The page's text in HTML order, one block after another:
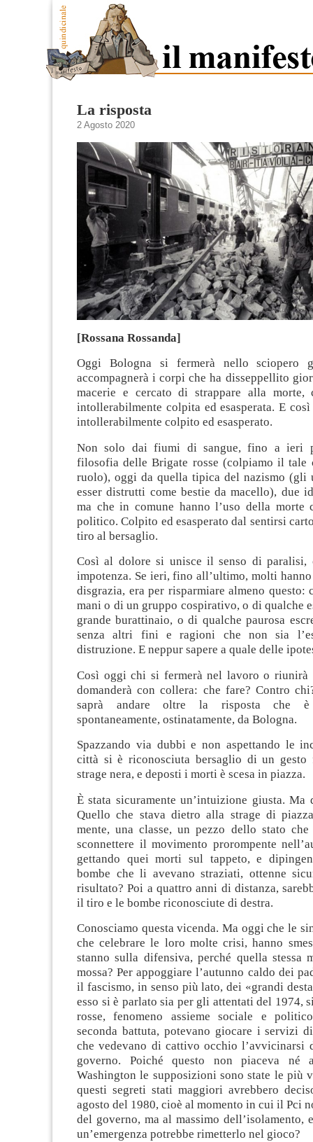
La risposta
2 Agosto 2020
[Rossana Rossanda]
Oggi Bologna si fermerà nello sciopero
accompagnerà i corpi che ha disseppellito
macerie e cercato di strappare alla morte,
intollerabilmente colpita ed esasperata. E
intollerabilmente colpito ed esasperato.
Non solo dai fiumi di sangue, fino a ieri
filosofia delle Brigate rosse (colpiamo il tale
ruolo), oggi da quella tipica del nazismo (gli
esser distrutti come bestie da macello), due
ma che in comune hanno l’uso della morte
politico. Colpito ed esasperato dal sentirsi
tiro al bersaglio.
Così al dolore si unisce il senso di paralisi,
impotenza. Se ieri, fino all’ultimo, molti
disgrazia, era per risparmiare almeno questo:
mani o di un gruppo cospirativo, o di qualche
grande burattinaio, o di qualche paurosa
senza altri fini e ragioni che non sia
distruzione. E neppur sapere a quale delle
Così oggi chi si fermerà nel lavoro o riunirà
domanderà con collera: che fare? Contro
saprà andare oltre la risposta che è
spontaneamente, ostinatamente, da Bologna.
Spazzando via dubbi e non aspettando le
città si è riconosciuta bersaglio di un gesto
strage nera, e deposti i morti è scesa in piazza.
È stata sicuramente un’intuizione giusta. Ma
Quello che stava dietro alla strage di
mente, una classe, un pezzo dello stato
sconnettere il movimento prorompente
gettando quei morti sul tappeto, e
bombe che li avevano straziati, ottenne
risultato? Poi a quattro anni di distanza,
il tiro e le bombe riconosciute di destra.
Conosciamo questa vicenda. Ma oggi che le
che celebrare le loro molte crisi, hanno
stanno sulla difensiva, perché quella stessa
mossa? Per appoggiare l’autunno caldo dei
il fascismo, in senso più lato, dei «grandi
esso si è parlato sia per gli attentati del 1974,
rosse, fenomeno assieme sociale e
seconda battuta, potevano giocare i servizi
che vedevano di cattivo occhio l’avvicinarsi
governo. Poiché questo non piaceva né
Washington le supposizioni sono state le più
questi segreti stati maggiori avrebbero
agosto del 1980, cioè al momento in cui il Pci
del governo, ma al massimo dell’isolamento,
un’emergenza potrebbe rimetterlo nel gioco?